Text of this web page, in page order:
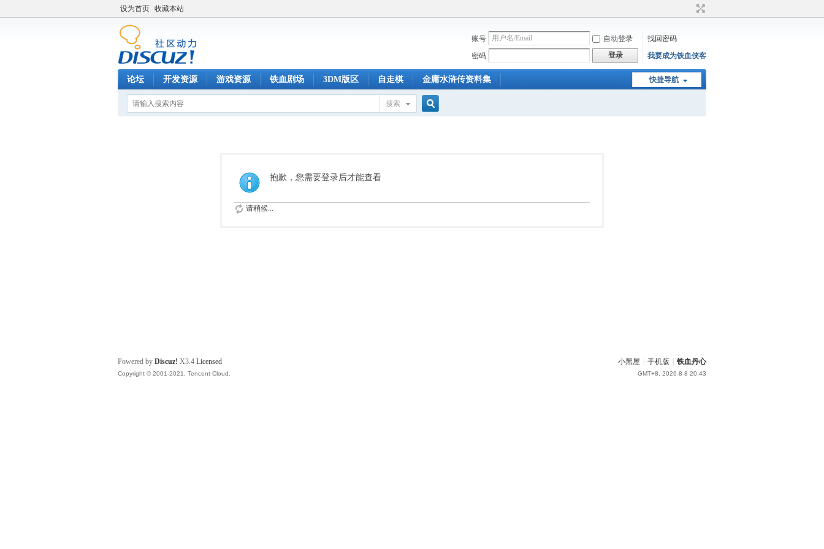
设为首页 收藏本站
账号 自动登录
找回密码
密码
登录 我要成为铁血侠客
快捷导航
论坛 开发资源 游戏资源 铁血剧场 3DM版区 自走棋 金庸水浒传资料集
搜索
抱歉，您需要登录后才能查看
请稍候...
小黑屋 手机版 铁血丹心
GMT+8, 2026-8-8 20:43
Powered by Discuz! X3.4 Licensed
Copyright © 2001-2021, Tencent Cloud.